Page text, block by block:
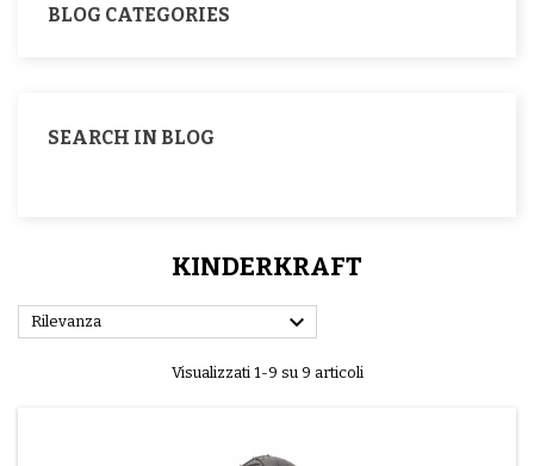
BLOG CATEGORIES
SEARCH IN BLOG
KINDERKRAFT
Rilevanza 
Visualizzati 1-9 su 9 articoli